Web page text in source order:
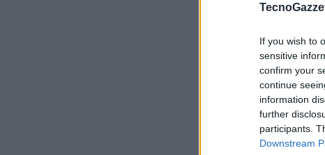
If you wish to
sensitive
confirm your
continue
information
further
participants.
Downstream